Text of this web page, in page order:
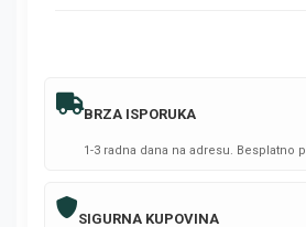
BRZA ISPORUKA
1-3 radna dana na adresu. Besplatno
SIGURNA KUPOVINA